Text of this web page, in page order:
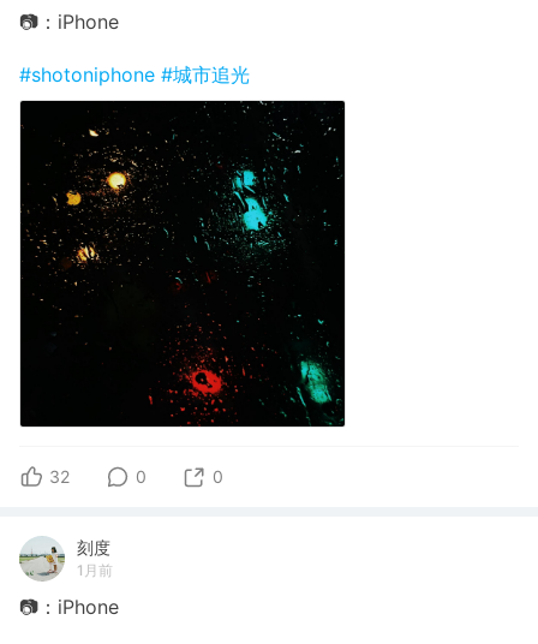
📷：iPhone
#shotoniphone #城市追光
32 0 0
刻度
1月前
📷：iPhone